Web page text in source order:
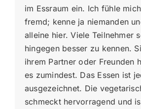
im Essraum ein. Ich fühle
fremd; kenne ja niemanden
alleine hier. Viele Teilnehmer
hingegen besser zu kennen.
ihrem Partner oder Freunden
es zumindest. Das Essen ist
ausgezeichnet. Die
schmeckt hervorragend und